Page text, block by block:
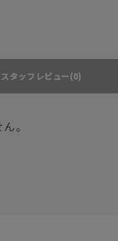
スタッフレビュー(0)
。